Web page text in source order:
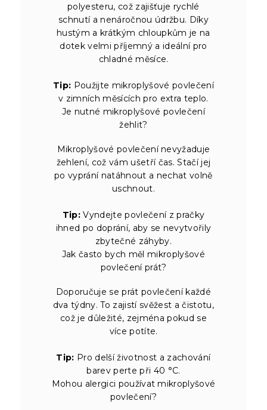
polyesteru, což zajišťuje rychlé
schnutí a nenáročnou údržbu. Díky
hustým a krátkým chloupkům je na
dotek velmi příjemný a ideální pro
chladné měsíce.
Tip: Použijte mikroplyšové povlečení
v zimních měsících pro extra teplo.
Je nutné mikroplyšové povlečení
žehlit?
Mikroplyšové povlečení nevyžaduje
žehlení, což vám ušetří čas. Stačí jej
po vyprání natáhnout a nechat volně
uschnout.
Tip: Vyndejte povlečení z pračky
ihned po doprání, aby se nevytvořily
zbytečné záhyby.
Jak často bych měl mikroplyšové
povlečení prát?
Doporučuje se prát povlečení každé
dva týdny. To zajistí svěžest a čistotu,
což je důležité, zejména pokud se
více potíte.
Tip: Pro delší životnost a zachování
barev perte při 40 °C.
Mohou alergici používat mikroplyšové
povlečení?